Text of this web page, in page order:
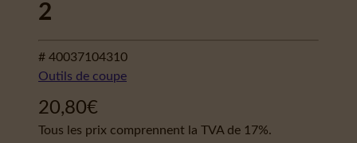
2
# 40037104310
Outils de coupe
20,80€
Tous les prix comprennent la TVA de 17%.